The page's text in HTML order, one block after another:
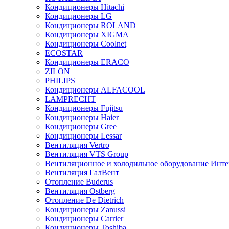
Кондиционеры Hitachi
Кондиционеры LG
Кондиционеры ROLAND
Кондиционеры XIGMA
Кондиционеры Coolnet
ECOSTAR
Кондиционеры ERACO
ZILON
PHILIPS
Кондиционеры ALFACOOL
LAMPRECHT
Кондиционеры Fujitsu
Кондиционеры Haier
Кондиционеры Gree
Кондиционеры Lessar
Вентиляция Vertro
Вентиляция VTS Group
Вентиляционное и холодильное оборудование
Вентиляция ГалВент
Отопление Buderus
Вентиляция Ostberg
Отопление De Dietrich
Кондиционеры Zanussi
Кондиционеры Carrier